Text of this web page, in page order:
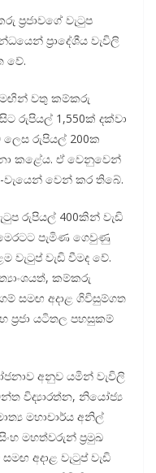
ප්‍රජාවගේ වැටුප
ප්‍රාදේශීය වැවිලි
වේ.
මඟින් වතු කම්කරු
රුපියල් 1,550ක් දක්වා
ලෙස රුපියල් 200ක
කළේය. ඒ වෙනුවෙන්
වැයෙන් වෙන් කර තිබේ.
රුපියල් 400කින් වැඩි
පැමිණ ගෙවුණු
වැටුප් වැඩි වීමද වේ.
කම්කරු
සමඟ අදාළ ගිවිසුම්ගත
ප්‍රජා යටිතල පහසුකම්
අනුව යමින් වැවිලි
විද්‍යාරත්න, නියෝජ්‍ය
මහාචාර්ය අනිල්
මහත්වරුන් ප්‍රමුඛ
අදාළ වැටුප් වැඩි